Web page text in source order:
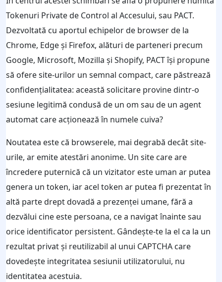
Tokenuri Private de Control al Accesului, sau PACT.
Dezvoltată cu aportul echipelor de browser de la
Chrome, Edge și Firefox, alături de parteneri precum
Google, Microsoft, Mozilla și Shopify, PACT își propune
să ofere site-urilor un semnal compact, care păstrează
confidențialitatea: această solicitare provine dintr-o
sesiune legitimă condusă de un om sau de un agent
automat care acționează în numele cuiva?
Noutatea este că browserele, mai degrabă decât site-
urile, ar emite atestări anonime. Un site care are
încredere puternică că un vizitator este uman ar putea
genera un token, iar acel token ar putea fi prezentat în
altă parte drept dovadă a prezenței umane, fără a
dezvălui cine este persoana, ce a navigat înainte sau
orice identificator persistent. Gândește-te la el ca la un
rezultat privat și reutilizabil al unui CAPTCHA care
dovedește integritatea sesiunii utilizatorului, nu
identitatea acestuia.